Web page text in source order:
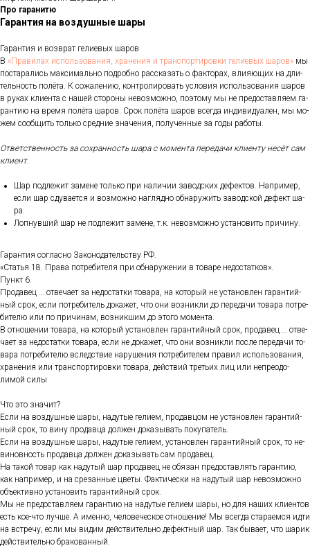
Про гаранитю
Гарантия на воздушные шары
Га­ран­тия и воз­врат ге­ли­евых ша­ров
В «Пра­ви­лах ис­поль­зо­ва­ния, хра­не­ния и тран­спор­ти­ров­ки ге­ли­евых ша­ров» мы
пос­та­рались мак­си­маль­но под­робно рас­ска­зать о фак­то­рах, вли­яющих на дли­
тель­ность по­лёта. К со­жале­нию, кон­тро­лиро­вать ус­ло­вия ис­поль­зо­вания ша­ров
в ру­ках кли­ен­та с на­шей сто­роны не­воз­можно, по­это­му мы не пре­дос­тавля­ем га­
ран­тию на вре­мя по­лёта ша­ров. Срок по­лёта ша­ров всег­да ин­ди­виду­ален, мы мо­
жем со­об­щить толь­ко сред­ние зна­чения, по­лучен­ные за го­ды ра­боты.
От­ветс­твен­ность за сох­ранность ша­ра с мо­мен­та пе­реда­чи кли­ен­ту не­сёт сам
кли­ент.
Шар под­ле­жит за­мене толь­ко при на­личии за­вод­ских де­фек­тов. Нап­ри­мер,
ес­ли шар сду­ва­ет­ся и воз­можно наг­лядно об­на­ружить за­вод­ской де­фект ша­
ра.
Лоп­нувший шар не под­ле­жит за­мене, т.к. не­воз­можно ус­та­новить при­чину.
Га­ран­тия сог­ласно За­коно­датель­ству РФ.
«Статья 18. Пра­ва пот­ре­бите­ля при об­на­руже­нии в то­варе не­дос­татков».
Пункт 6.
Про­давец … от­ве­ча­ет за не­дос­татки то­вара, на ко­торый не ус­та­нов­лен га­ран­тий­
ный срок, ес­ли пот­ре­битель до­кажет, что они воз­никли до пе­реда­чи то­вара пот­ре­
бите­лю или по при­чинам, воз­никшим до это­го мо­мен­та.
В от­но­шении то­вара, на ко­торый ус­та­нов­лен га­ран­тий­ный срок, про­давец … от­ве­
ча­ет за не­дос­татки то­вара, ес­ли не до­кажет, что они воз­никли пос­ле пе­реда­чи то­
вара пот­ре­бите­лю вследс­твие на­руше­ния пот­ре­бите­лем пра­вил ис­поль­зо­вания,
хра­нения или тран­спор­ти­ров­ки то­вара, дей­ствий треть­их лиц или неп­ре­одо­
лимой си­лы
Что это зна­чит?
Ес­ли на воз­душные ша­ры, на­дутые ге­ли­ем, про­дав­цом не ус­та­нов­лен га­ран­тий­
ный срок, то ви­ну про­дав­ца дол­жен до­казы­вать по­купа­тель.
Ес­ли на воз­душные ша­ры, на­дутые ге­ли­ем, ус­та­нов­лен га­ран­тий­ный срок, то не­
винов­ность про­дав­ца дол­жен до­казы­вать сам про­давец.
На та­кой то­вар как на­дутый шар про­давец не обя­зан пре­дос­тавлять га­ран­тию,
как нап­ри­мер, и на сре­зан­ные цве­ты. Фак­ти­чес­ки на на­дутый шар не­воз­можно
объ­ек­тивно ус­та­новить га­ран­тий­ный срок.
Мы не пре­дос­тавля­ем га­ран­тию на на­дутые ге­ли­ем ша­ры, но для на­ших кли­ен­тов
есть кое-что луч­ше. А имен­но, че­лове­чес­кое от­но­шение! Мы всег­да ста­ра­ем­ся ид­ти
на встре­чу, ес­ли мы ви­дим дей­стви­тель­но де­фек­тный шар. Так бы­ва­ет, что ша­рик
дей­стви­тель­но бра­кован­ный.